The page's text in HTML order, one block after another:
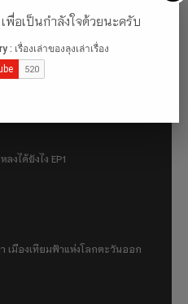
ลงได้ยังไง EP2
งได้ยังไง EP1
เมืองเทียมฟ้าแห่งโลกตะวันออก
พื่อเป็นกำลังใจด้วยนะครับ